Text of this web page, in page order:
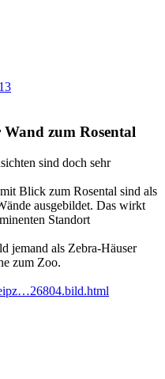
Wand zum Rosental
sind doch sehr
Blick zum Rosental sind als
ausgebildet. Das wirkt
Standort
jemand als Zebra-Häuser
zum Zoo.